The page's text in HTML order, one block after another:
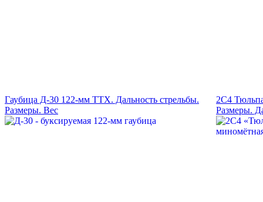
Гаубица Д-30 122-мм ТТХ. Дальность стрельбы.
Размеры. Вес
2С4
Размеры.